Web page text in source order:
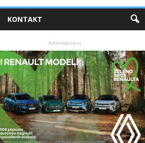
KONTAKT
- Advertisement -